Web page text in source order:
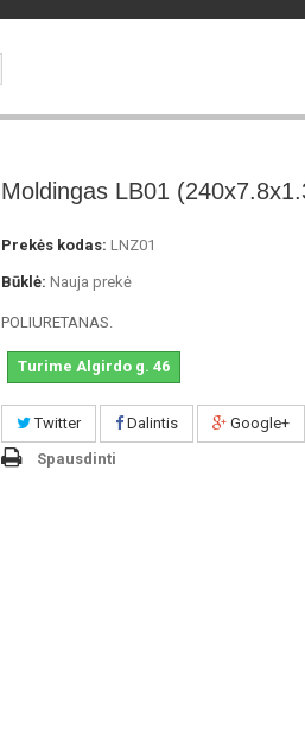
Moldingas LB01
Prekės kodas: LNZ01
Būklė: Nauja prekė
POLIURETANAS.
Turime Algirdo g. 46
Twitter Dalintis Google+
Spausdinti